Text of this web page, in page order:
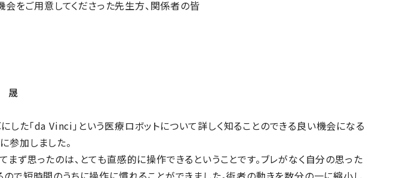
をご用意してくださった先生方、関係者の皆
晟
した「da Vinci」という医療ロボットについて詳しく知ることのできる良い機会になる
参加しました。
まず思ったのは、とても直感的に操作できるということです。ブレがなく自分の思った